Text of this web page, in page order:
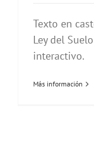
Texto en
Ley del
interactivo.
Más información